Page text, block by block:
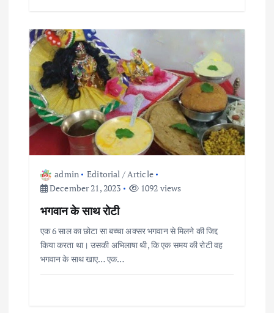
t
o
n
admin
Editorial / Article
December 21, 2023
1092 views
भगवान के साथ रोटी
एक 6 साल का छोटा सा बच्चा अक्सर भगवान से मिलने की जिद्द
किया करता था। उसकी अभिलाषा थी, कि एक समय की रोटी वह
भगवान के साथ खाए… एक…